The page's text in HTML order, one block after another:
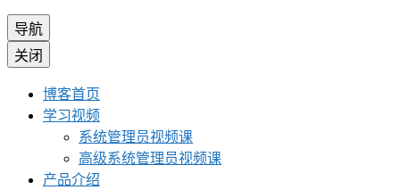
导航
关闭
博客首页
学习视频
系统管理员视频课
高级系统管理员视频课
产品介绍